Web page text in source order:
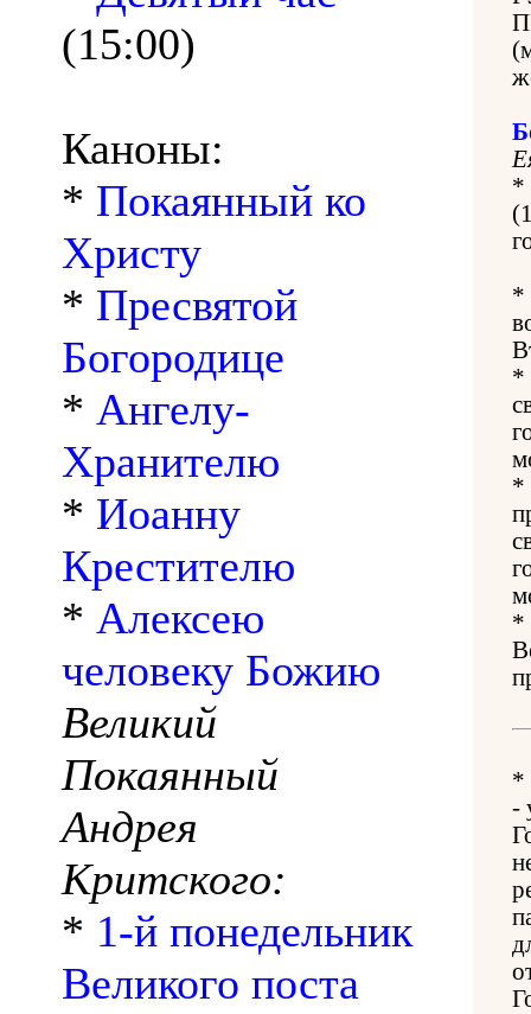
(15:00)
Каноны:
* Покаянный ко
Христу
* Пресвятой
Богородице
* Ангелу-
Хранителю
* Иоанну
Крестителю
* Алексею
человеку Божию
Великий
Покаянный
Андрея
Критского:
* 1-й понедельник
Великого поста
*
*
*
*
*
*
-